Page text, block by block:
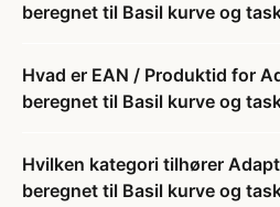
beregnet til Basil kurve og
Hvad er EAN / Produktid for
beregnet til Basil kurve og
Hvilken kategori tilhører
beregnet til Basil kurve og